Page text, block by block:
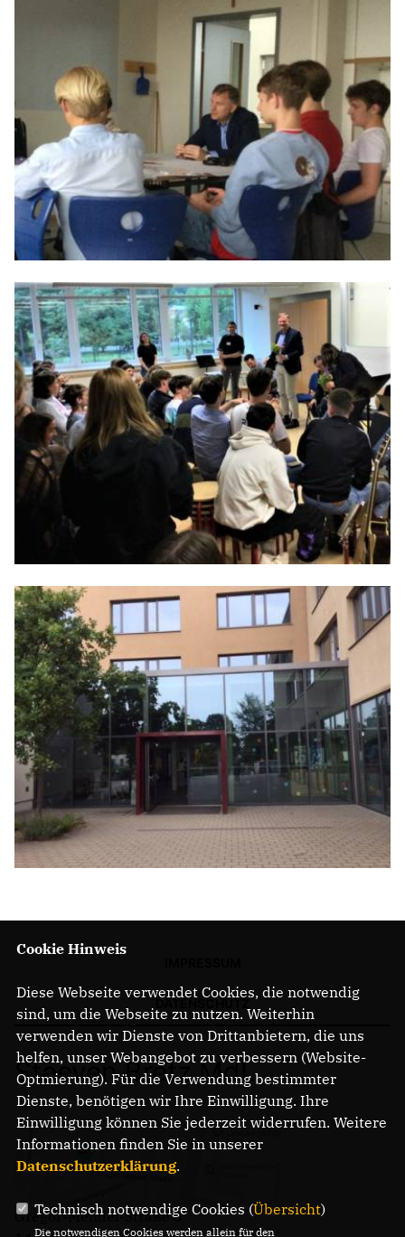
Steeven Bretz MdL
Gregor-Mendel-Straße 3
Cookie Hinweis
Diese Webseite verwendet Cookies, die notwendig
sind, um die Webseite zu nutzen. Weiterhin
verwenden wir Dienste von Drittanbietern, die uns
helfen, unser Webangebot zu verbessern (Website-
Optmierung). Für die Verwendung bestimmter
Dienste, benötigen wir Ihre Einwilligung. Ihre
Einwilligung können Sie jederzeit widerrufen. Weitere
Informationen finden Sie in unserer
Datenschutzerklärung.
Technisch notwendige Cookies (Übersicht)
Die notwendigen Cookies werden allein für den